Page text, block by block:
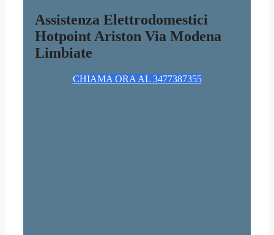
Assistenza Elettrodomestici
Hotpoint Ariston Via Modena
Limbiate
CHIAMA ORA AL 3477387355